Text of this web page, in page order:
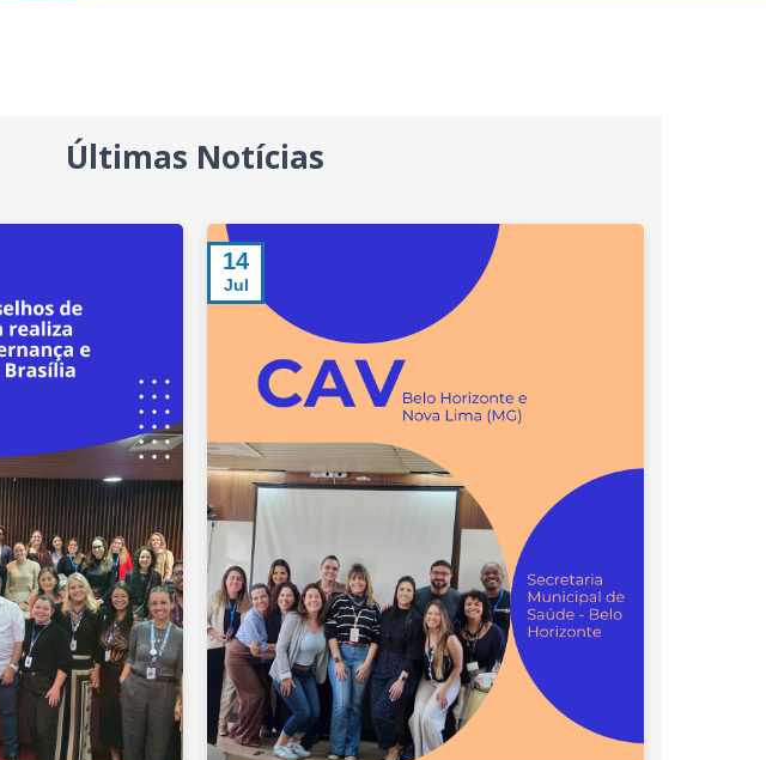
Últimas Notícias
14
Jul